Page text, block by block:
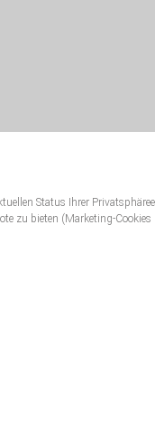
Status Ihrer
zu bieten (Marketing-